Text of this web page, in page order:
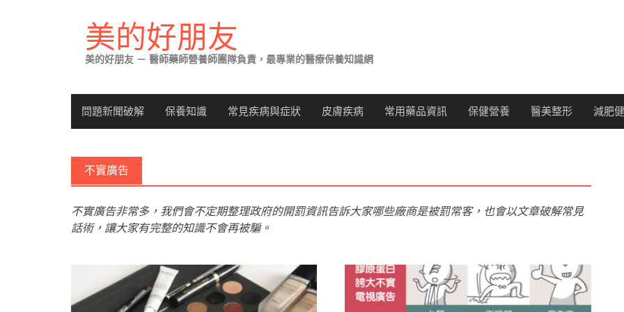
美的好朋友
美的好朋友 － 醫師藥師營養師團隊負責，最專業的醫療保養知識網
問題新聞破解 保養知識 常見疾病與症狀 皮膚疾病 常用藥品資訊 保健營養 醫美整形 減肥
不實廣告
不實廣告非常多，我們會不定期整理政府的開罰資訊告訴大家哪些廠商是被罰常客，也會以文章破解常見
話術，讓大家有完整的知識不會再被騙。